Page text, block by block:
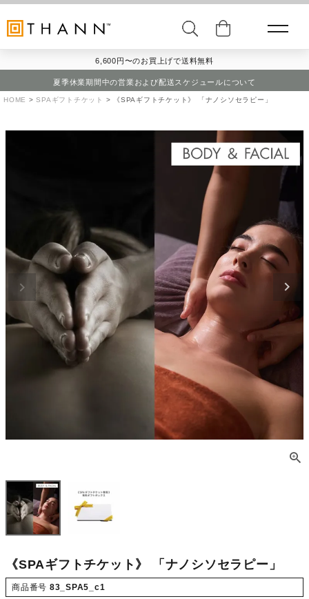
6,600円〜のお買上げで送料無料
夏季休業期間中の営業および配送スケジュールについて
HOME SPAギフトチケット 《SPAギフトチケット》 「ナノシソセラピー」
《SPAギフトチケット》 「ナノシソセラピー」
商品番号 83_SPA5_c1